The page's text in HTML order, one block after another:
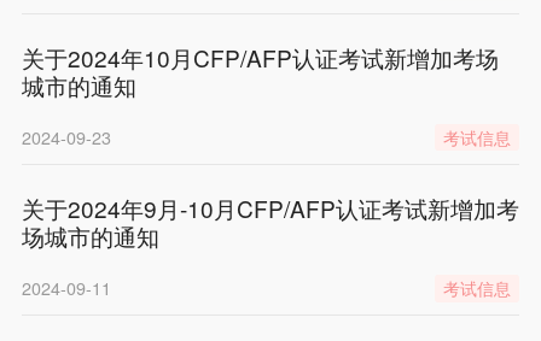
关于2024年10月CFP/AFP认证考试新增加考场
城市的通知
2024-09-23 考试信息
关于2024年9月-10月CFP/AFP认证考试新增加考
场城市的通知
2024-09-11 考试信息